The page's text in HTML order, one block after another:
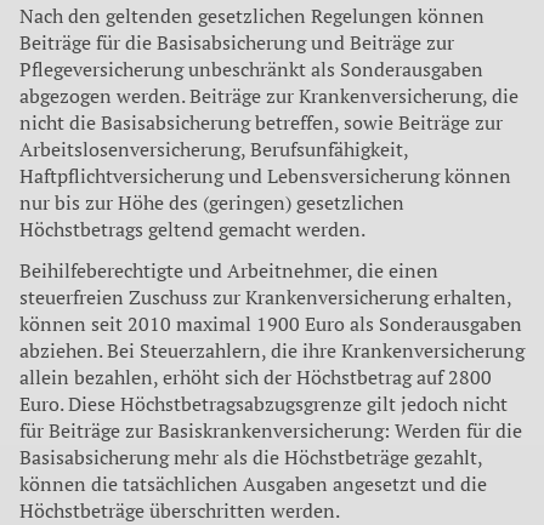
Nach den geltenden gesetzlichen Regelungen können
Beiträge für die Basisabsicherung und Beiträge zur
Pflegeversicherung unbeschränkt als Sonderausgaben
abgezogen werden. Beiträge zur Krankenversicherung, die
nicht die Basisabsicherung betreffen, sowie Beiträge zur
Arbeitslosenversicherung, Berufsunfähigkeit,
Haftpflichtversicherung und Lebensversicherung können
nur bis zur Höhe des (geringen) gesetzlichen
‎Höchstbetrags geltend gemacht werden.
Beihilfeberechtigte und Arbeitnehmer, die einen
steuerfreien Zuschuss zur Krankenversicherung erhalten,
können seit 2010 maximal 1900 Euro als Sonderausgaben
abziehen. Bei Steuerzahlern, die ihre Krankenversicherung
allein bezahlen, erhöht sich der Höchstbetrag auf 2800
Euro. Diese Höchstbetragsabzugsgrenze gilt jedoch nicht
für Beiträge zur Basiskrankenversicherung: Werden für die
Basisabsicherung mehr als die Höchstbeträge gezahlt,
können die tatsächlichen Ausgaben angesetzt und die
Höchstbeträge überschritten werden.